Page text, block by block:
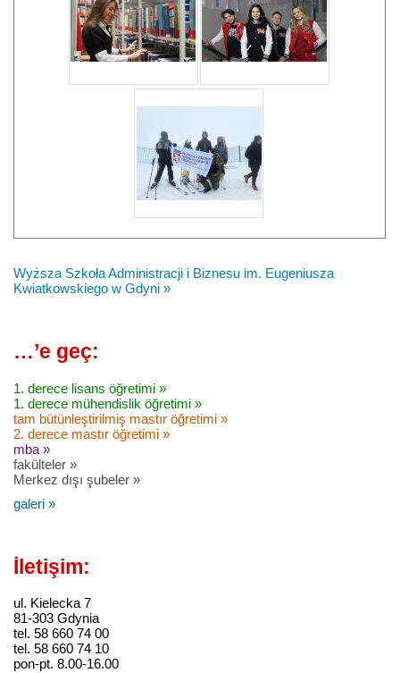
Wyższa Szkoła Administracji i Biznesu im. Eugeniusza
Kwiatkowskiego w Gdyni »
…’e geç:
1. derece lisans öğretimi »
1. derece mühendislik öğretimi »
tam bütünleştirilmiş mastır öğretimi »
2. derece mastır öğretimi »
mba »
fakülteler »
Merkez dışı şubeler »
galeri »
İletişim:
ul. Kielecka 7
81-303 Gdynia
tel. 58 660 74 00
tel. 58 660 74 10
pon-pt. 8.00-16.00